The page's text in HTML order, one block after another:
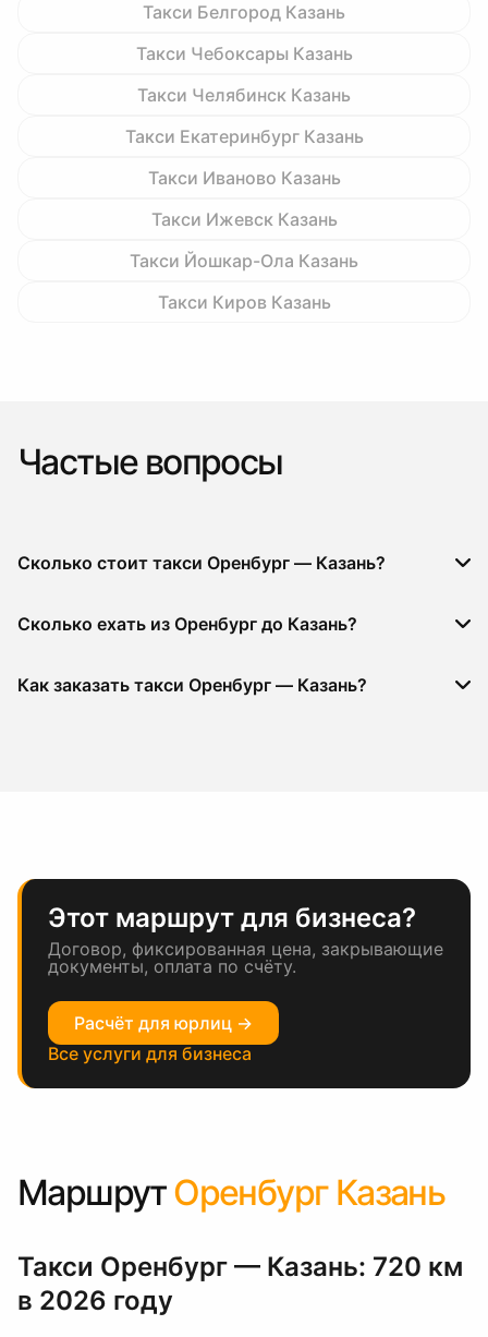
Такси Белгород Казань
Такси Чебоксары Казань
Такси Челябинск Казань
Такси Екатеринбург Казань
Такси Иваново Казань
Такси Ижевск Казань
Такси Йошкар-Ола Казань
Такси Киров Казань
Частые вопросы
Сколько стоит такси Оренбург — Казань?
Сколько ехать из Оренбург до Казань?
Как заказать такси Оренбург — Казань?
Этот маршрут для бизнеса?
Договор, фиксированная цена, закрывающие
документы, оплата по счёту.
Расчёт для юрлиц →
Все услуги для бизнеса
МаршрутОренбург Казань
Такси Оренбург — Казань: 720 км
в 2026 году